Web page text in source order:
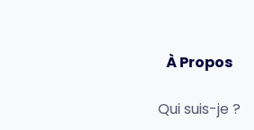
À Propos
Qui suis-je ?